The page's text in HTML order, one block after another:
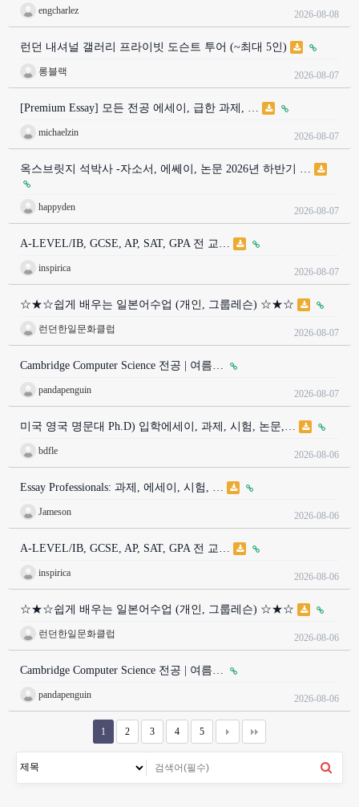
engcharlez 2026-08-08
런던 내셔널 갤러리 프라이빗 도슨트 투어 (~최대 5인)
롱블랙 2026-08-07
[Premium Essay] 모든 전공 에세이, 급한 과제, …
michaelzin 2026-08-07
옥스브릿지 석박사 -자소서, 에쎄이, 논문 2026년 하반기 …
happyden 2026-08-07
A-LEVEL/IB, GCSE, AP, SAT, GPA 전 교…
inspirica 2026-08-07
☆★☆쉽게 배우는 일본어수업 (개인, 그룹레슨) ☆★☆
런던한일문화클럽 2026-08-07
Cambridge Computer Science 전공 | 여름…
pandapenguin 2026-08-07
미국 영국 명문대 Ph.D) 입학에세이, 과제, 시험, 논문,…
bdfle 2026-08-06
Essay Professionals: 과제, 에세이, 시험, …
Jameson 2026-08-06
A-LEVEL/IB, GCSE, AP, SAT, GPA 전 교…
inspirica 2026-08-06
☆★☆쉽게 배우는 일본어수업 (개인, 그룹레슨) ☆★☆
런던한일문화클럽 2026-08-06
Cambridge Computer Science 전공 | 여름…
pandapenguin 2026-08-06
1 2 3 4 5